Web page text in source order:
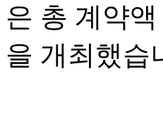
은 총 계약
을 개최했습